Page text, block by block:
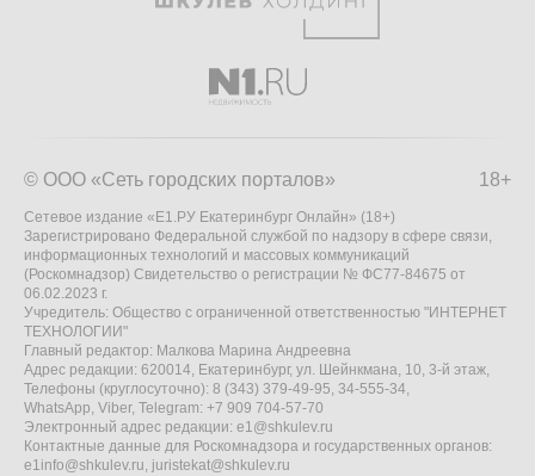
18+
© ООО «Сеть городских порталов»
Сетевое издание «Е1.РУ Екатеринбург Онлайн» (18+)
Зарегистрировано Федеральной службой по надзору в сфере связи,
информационных технологий и массовых коммуникаций
(Роскомнадзор) Свидетельство о регистрации № ФС77-84675 от
06.02.2023 г.
Учредитель: Общество с ограниченной ответственностью "ИНТЕРНЕТ
ТЕХНОЛОГИИ"
Главный редактор: Малкова Марина Андреевна
Адрес редакции: 620014, Екатеринбург, ул. Шейнкмана, 10, 3-й этаж,
Телефоны (круглосуточно): 8 (343) 379-49-95, 34-555-34,
WhatsApp, Viber, Telegram: +7 909 704-57-70
Электронный адрес редакции: e1@shkulev.ru
Контактные данные для Роскомнадзора и государственных органов:
e1info@shkulev.ru, juristekat@shkulev.ru